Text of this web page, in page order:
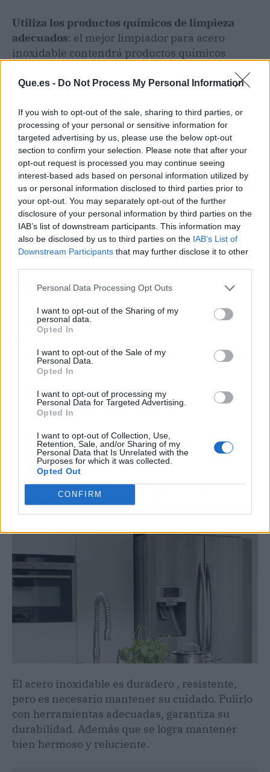
Que.es - Do Not Process My Personal Information
If you wish to opt-out of the sale, sharing to third parties, or
processing of your personal or sensitive information for
targeted advertising by us, please use the below opt-out
section to confirm your selection. Please note that after your
opt-out request is processed you may continue seeing
interest-based ads based on personal information utilized by
us or personal information disclosed to third parties prior to
your opt-out. You may separately opt-out of the further
disclosure of your personal information by third parties on the
IAB’s list of downstream participants. This information may
also be disclosed by us to third parties on the IAB’s List of
Downstream Participants that may further disclose it to other
Personal Data Processing Opt Outs
I want to opt-out of the Sharing of my
personal data.
Opted In
I want to opt-out of the Sale of my
Personal Data.
Opted In
I want to opt-out of processing my
Personal Data for Targeted Advertising.
Opted In
I want to opt-out of Collection, Use,
Retention, Sale, and/or Sharing of my
Personal Data that Is Unrelated with the
Purposes for which it was collected.
Opted Out
CONFIRM
Utiliza los productos químicos de limpieza
adecuados: el mejor limpiador para acero
inoxidable contendrá productos químicos
inoxidable: también es una buena idea
desinfectar y limpiar el acero inoxidable con
frecuencia, utilizandoproductos químicos con
la concentración requerida.
Simplemente elimina cualquier partícula
grande de comida de la superficie que se va a
desinfectar mediante el lavado previo, el
raspado previo o el remojo previo.Enjuaga
estas áreas a fondo con agua y luego rocíe el
déjela escurrir y secar al aire. No enjuagues ni
limpies el desinfectante de la superficie limpia.
agua dura, tener un sistema de ablandamiento
de agua es probablemente la mejor opción, pero
situaciones. Si tienes agua dura y no puedes
tratarla en todas tus instalaciones, es una
buena idea no dejar que el agua se acumule en
las superficies de acero inoxidable durante
períodos prolongados.
Acero inoxidable brillante y
perfecto
El acero inoxidable es duradero , resistente,
pero es necesario mantener su cuidado. Pulirlo
con herramientas adecuadas, garantiza su
durabilidad. Además que se logra mantener
bien hermoso y reluciente.